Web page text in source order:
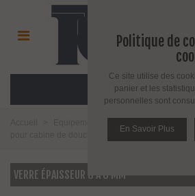
MENU
VERRE ÉPAISSEUR 6 À 8 MM
Politique de
Ce site utilise des
panier et les
personnelles sont
En Savoir Plus